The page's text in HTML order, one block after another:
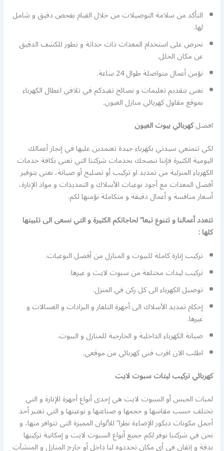
التأكد من سلامة التوصيلات من خلال القيام بفحص دقيق و شامل
لها.
نحرص على استخدام المعدات ذات حداثة و تطور للكشف الدقيق
عن مكان الخلل.
نؤمن أعمال متواصلة طوال 24 ساعة.
نعنى بتقديم تعليمات و نصائح تفيدكم في تلافي اعطال الكهرباء
بموقع مقاول كهربائي منازل العيون.
افضلكهربائي بيوت العيون
لكي تتمتعي سيدتي بكهرباء جيدة تعتمدين عليها في إنجاز أعمالك
اليومية الكثيرة فإننا ننصحك بخدمات شركتنا التي تعنى بكافة خدمات
الكهرباء المنزلية من تمديد او تركيب أو تصليح أو صيانة، نعنى بتوفير
أفضل المعدات مع أجود نوعيات الأسلاك و التمديدات و مواد الإنارة،
أسعار منافسة و أعمال دقيقة و متكاملة نؤمنها لكم.
تتعدد أعمالنا و تتنوع تبعا” لحاجاتكم الكثيرة و التي نسعى الى تلبيتها
كلها :
تركيب إنارة كاملة للبيوت و المنازل من أفضل النوعيات.
تركيب ليدات مختلفة من سبوت لايت و غيرها.
توصيل الكهرباء الى كل ركن في المنزل.
إحكام تمديد الأسلاك الى أجهزة التلفاز و البرادات و الغسالات و
غيرها.
صيانة الكهرباء الداخلية و الخارجية للمنازل و البيوت.
اطلب الان اقرب فني كهربائي من موقعي.
كهربائي تركيب ليتات سبوت لايت
لمبات الجبس أو السبوت لايت هي إحدى أنواع أجهزة الإنارة و التي
تختلف حسب مقاسها و حجمها و صناعتها و نوعيتها و التي تعتبر أحد
أجمل مكونات ديكور الإضاءة نظرا” للألوان المميزة التي تتوافر منها، و
نحن في شركتنا نوفر لكم جميع أنواع السبوت لايت و إمكانية تركيبها
بدقة و إتقان في أي مكان تحددوه لنا داخل أو خارج المنازل و المنشآت